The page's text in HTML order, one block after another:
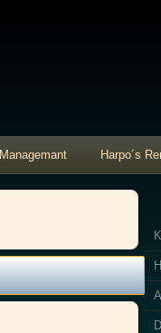
Managemant Harpo´s